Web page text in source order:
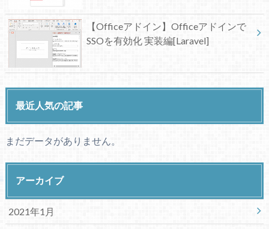
【Officeアドイン】Officeアドインで
SSOを有効化 実装編[Laravel]
最近人気の記事
まだデータがありません。
アーカイブ
2021年1月